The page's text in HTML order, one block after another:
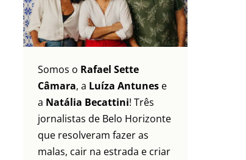
Somos o Rafael Sette
Câmara, a Luíza Antunes e
a Natália Becattini! Três
jornalistas de Belo Horizonte
que resolveram fazer as
malas, cair na estrada e criar